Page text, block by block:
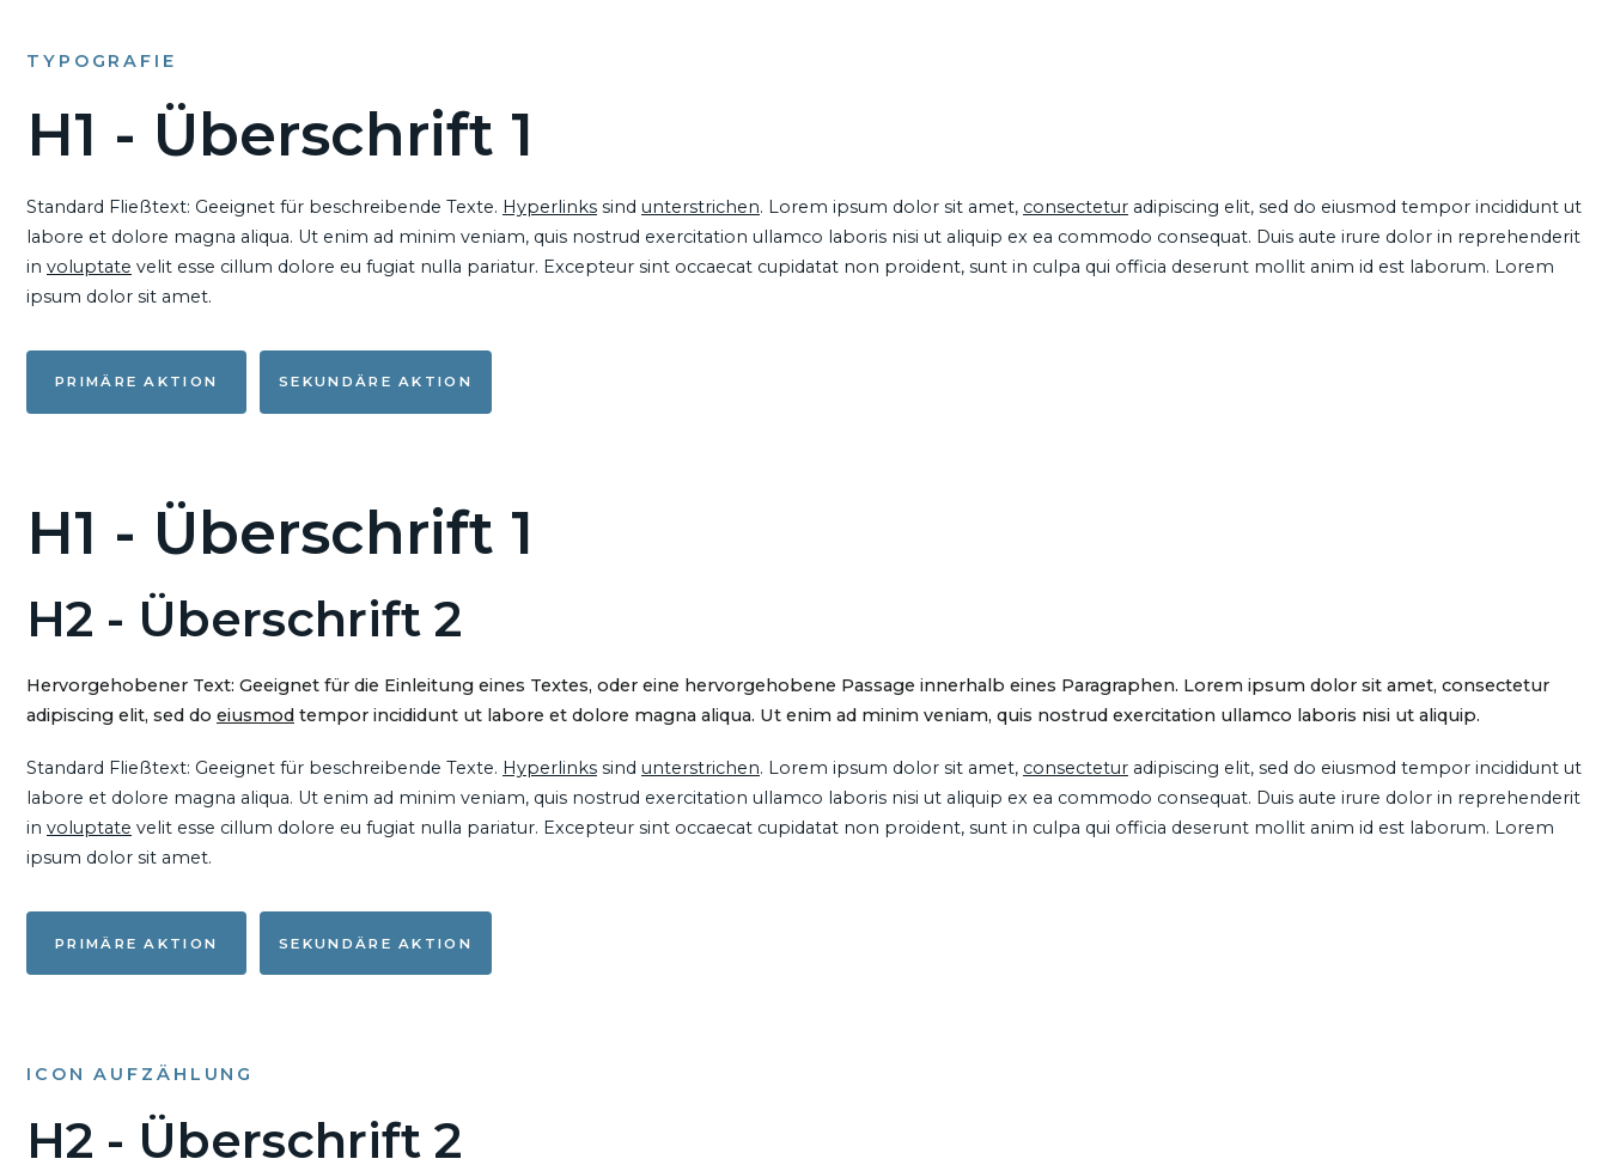
TYPOGRAFIE
H1 - Überschrift 1
Standard Fließtext: Geeignet für beschreibende Texte. Hyperlinks sind unterstrichen. Lorem ipsum dolor sit amet, consectetur adipiscing elit, sed do eiusmod tempor incididunt ut
labore et dolore magna aliqua. Ut enim ad minim veniam, quis nostrud exercitation ullamco laboris nisi ut aliquip ex ea commodo consequat. Duis aute irure dolor in reprehenderit
in voluptate velit esse cillum dolore eu fugiat nulla pariatur. Excepteur sint occaecat cupidatat non proident, sunt in culpa qui officia deserunt mollit anim id est laborum. Lorem
ipsum dolor sit amet.
PRIMÄRE AKTION SEKUNDÄRE AKTION
H1 - Überschrift 1
H2 - Überschrift 2
Hervorgehobener Text: Geeignet für die Einleitung eines Textes, oder eine hervorgehobene Passage innerhalb eines Paragraphen. Lorem ipsum dolor sit amet, consectetur
adipiscing elit, sed do eiusmod tempor incididunt ut labore et dolore magna aliqua. Ut enim ad minim veniam, quis nostrud exercitation ullamco laboris nisi ut aliquip.
Standard Fließtext: Geeignet für beschreibende Texte. Hyperlinks sind unterstrichen. Lorem ipsum dolor sit amet, consectetur adipiscing elit, sed do eiusmod tempor incididunt ut
labore et dolore magna aliqua. Ut enim ad minim veniam, quis nostrud exercitation ullamco laboris nisi ut aliquip ex ea commodo consequat. Duis aute irure dolor in reprehenderit
in voluptate velit esse cillum dolore eu fugiat nulla pariatur. Excepteur sint occaecat cupidatat non proident, sunt in culpa qui officia deserunt mollit anim id est laborum. Lorem
ipsum dolor sit amet.
PRIMÄRE AKTION SEKUNDÄRE AKTION
ICON AUFZÄHLUNG
H2 - Überschrift 2